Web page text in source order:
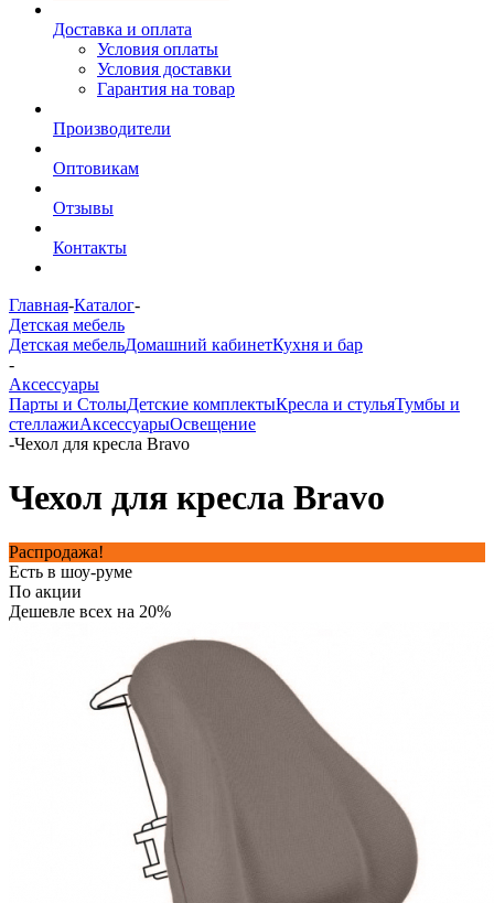
Доставка и оплата
Условия оплаты
Условия доставки
Гарантия на товар
Производители
Оптовикам
Отзывы
Контакты
Главная-Каталог-
Детская мебель
Детская мебельДомашний кабинетКухня и бар
-
Аксессуары
Парты и СтолыДетские комплектыКресла и стульяТумбы и
стеллажиАксессуарыОсвещение
-Чехол для кресла Bravo
Чехол для кресла Bravo
Распродажа!
Есть в шоу-руме
По акции
Дешевле всех на 20%